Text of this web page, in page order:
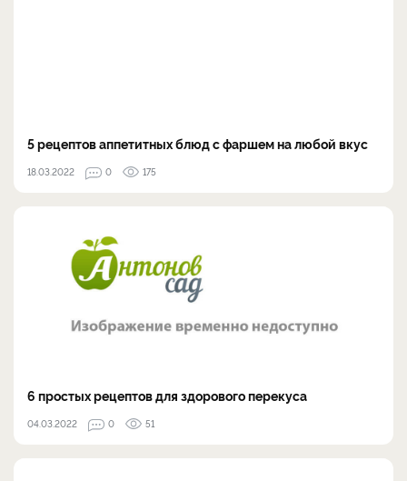
5 рецептов аппетитных блюд с фаршем на любой вкус
18.03.2022 0 175
6 простых рецептов для здорового перекуса
04.03.2022 0 51